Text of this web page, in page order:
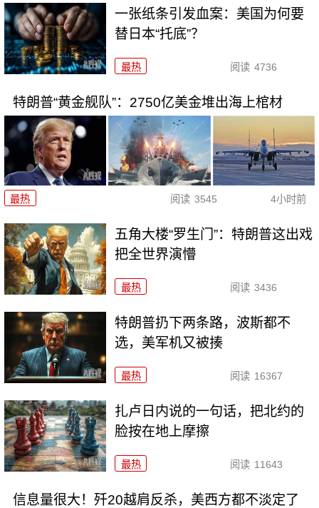
一张纸条引发血案：美国为何要
替日本“托底”？
最热 阅读 4736
特朗普“黄金舰队”：2750亿美金堆出海上棺材
最热 阅读 3545 4小时前
五角大楼“罗生门”：特朗普这出戏
把全世界演懵
最热 阅读 3436
特朗普扔下两条路，波斯都不
选，美军机又被揍
最热 阅读 16367
扎卢日内说的一句话，把北约的
脸按在地上摩擦
最热 阅读 11643
信息量很大！歼20越肩反杀，美西方都不淡定了